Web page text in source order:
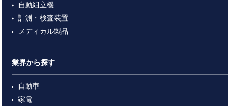
自動組立機
計測・検査装置
メディカル製品
業界から探す
自動車
家電